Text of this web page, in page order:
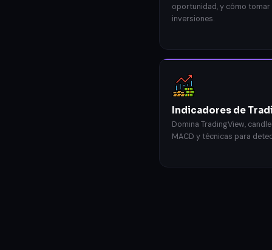
oportunidad, y cómo
inversiones.
Indicadores de
Domina TradingView,
MACD y técnicas para